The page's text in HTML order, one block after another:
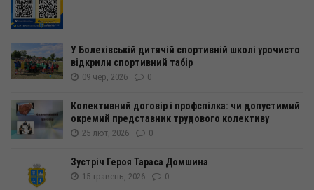
У Болехівській дитячій спортивній школі урочисто
відкрили спортивний табір
09 чер, 2026 0
Колективний договір і профспілка: чи допустимий
окремий представник трудового колективу
25 лют, 2026 0
Зустріч Героя Тараса Домшина
15 травень, 2026 0